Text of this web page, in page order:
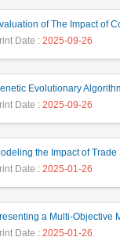
Date : 2025-09-26
Date : 2025-09-26
Date : 2025-01-26
Date : 2025-01-26